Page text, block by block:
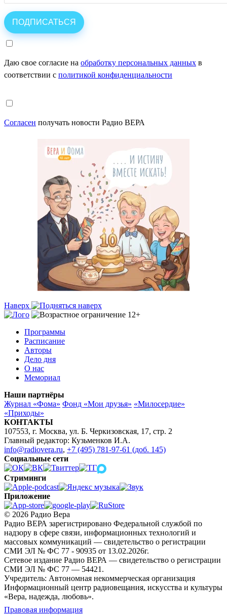
Даю свое согласие на обработку персональных данных в
соответствии с политикой конфиденциальности
Согласен получать новости Радио ВЕРА
Наверх
Программы
Расписание
Авторы
Дело дня
О нас
Мемориал
Наши партнёры
Журнал «Фома» Фонд «Мои друзья» «Милосердие»
«Приходы»
КОНТАКТЫ
107553, г. Москва, ул. Б. Черкизовская, 17, стр. 2
Главный редактор: Кузьменков И.А.
info@radiovera.ru, +7 (495) 781-97-61 (доб. 145)
Социальные сети
Стриминги
Приложение
© 2026 Радио Вера
Радио ВЕРА зарегистрировано Федеральной службой по
надзору в сфере связи, информационных технологий и
массовых коммуникаций — свидетельство о регистрации
СМИ ЭЛ № ФС 77 - 90935 от 13.02.2026г.
Сетевое издание Радио ВЕРА — свидетельство о регистрации
СМИ ЭЛ № ФС 77 — 54421.
Учредитель: Автономная некоммерческая организация
Информационный центр радиовещания, искусства и культуры
«Вера, надежда, любовь».
Правовая информация